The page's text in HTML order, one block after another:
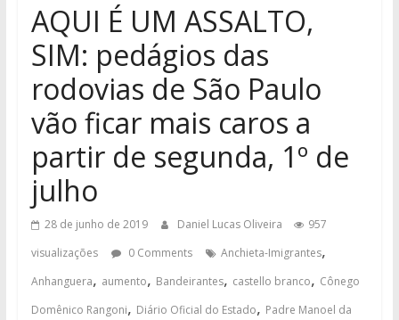
AQUI É UM ASSALTO,
SIM: pedágios das
rodovias de São Paulo
vão ficar mais caros a
partir de segunda, 1º de
julho
28 de junho de 2019 Daniel Lucas Oliveira
957
visualizações
0 Comments Anchieta-Imigrantes,
Anhanguera, aumento, Bandeirantes, castello branco, Cônego
Domênico Rangoni, Diário Oficial do Estado, Padre Manoel da